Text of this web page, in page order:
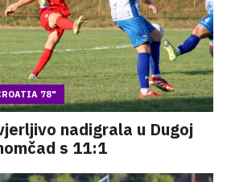
78"
nadigrala u Dugoj
s 11:1